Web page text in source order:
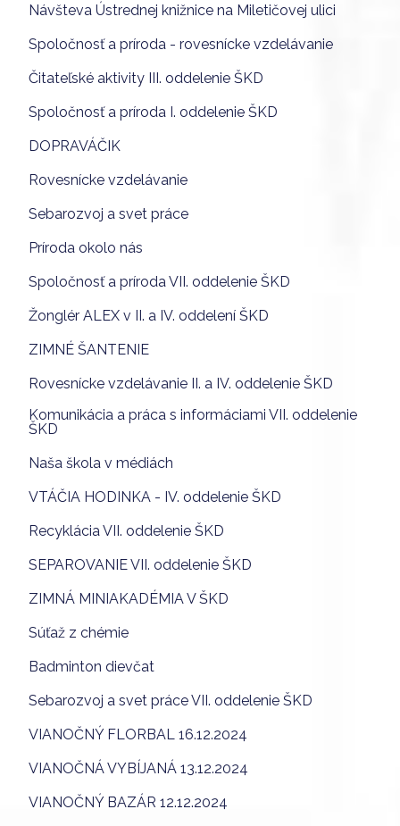
Návšteva Ústrednej knižnice na Miletičovej ulici
Spoločnosť a príroda - rovesnícke vzdelávanie
Čitateľské aktivity III. oddelenie ŠKD
Spoločnosť a príroda I. oddelenie ŠKD
DOPRAVÁČIK
Rovesnícke vzdelávanie
Sebarozvoj a svet práce
Príroda okolo nás
Spoločnosť a príroda VII. oddelenie ŠKD
Žonglér ALEX v II. a IV. oddelení ŠKD
ZIMNÉ ŠANTENIE
Rovesnícke vzdelávanie II. a IV. oddelenie ŠKD
Komunikácia a práca s informáciami VII. oddelenie
ŠKD
Naša škola v médiách
VTÁČIA HODINKA - IV. oddelenie ŠKD
Recyklácia VII. oddelenie ŠKD
SEPAROVANIE VII. oddelenie ŠKD
ZIMNÁ MINIAKADÉMIA V ŠKD
Súťaž z chémie
Badminton dievčat
Sebarozvoj a svet práce VII. oddelenie ŠKD
VIANOČNÝ FLORBAL 16.12.2024
VIANOČNÁ VYBÍJANÁ 13.12.2024
VIANOČNÝ BAZÁR 12.12.2024